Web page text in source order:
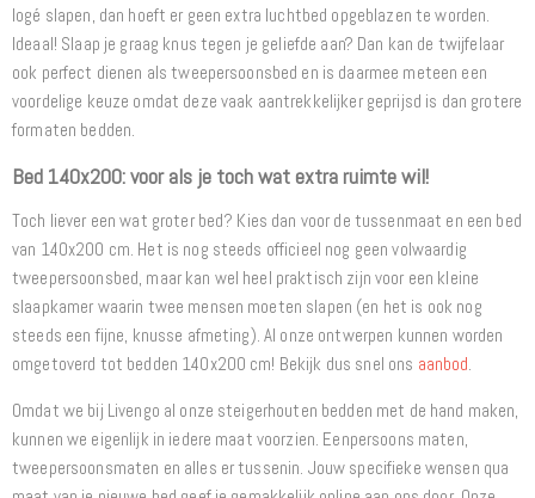
logé slapen, dan hoeft er geen extra luchtbed opgeblazen te worden.
Ideaal! Slaap je graag knus tegen je geliefde aan? Dan kan de twijfelaar
ook perfect dienen als tweepersoonsbed en is daarmee meteen een
voordelige keuze omdat deze vaak aantrekkelijker geprijsd is dan grotere
formaten bedden.
Bed 140x200: voor als je toch wat extra ruimte wil!
Toch liever een wat groter bed? Kies dan voor de tussenmaat en een bed
van 140x200 cm. Het is nog steeds officieel nog geen volwaardig
tweepersoonsbed, maar kan wel heel praktisch zijn voor een kleine
slaapkamer waarin twee mensen moeten slapen (en het is ook nog
steeds een fijne, knusse afmeting). Al onze ontwerpen kunnen worden
omgetoverd tot bedden 140x200 cm! Bekijk dus snel ons aanbod.
Omdat we bij Livengo al onze steigerhouten bedden met de hand maken,
kunnen we eigenlijk in iedere maat voorzien. Eenpersoons maten,
tweepersoonsmaten en alles er tussenin. Jouw specifieke wensen qua